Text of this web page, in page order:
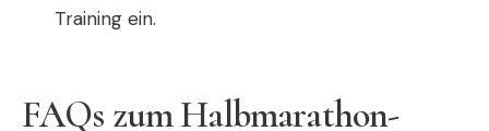
Training ein.
FAQs zum Halbmarathon-